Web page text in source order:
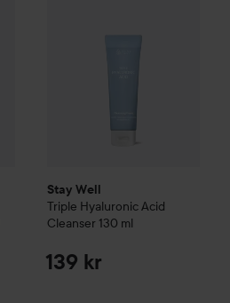
Stay Well
Triple Hyaluronic Acid
Cleanser 130 ml
139 kr